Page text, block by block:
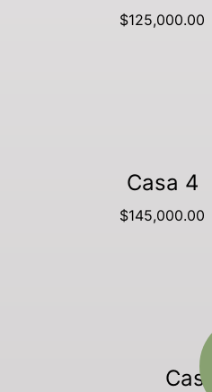
$125,000.00
Casa 4
$145,000.00